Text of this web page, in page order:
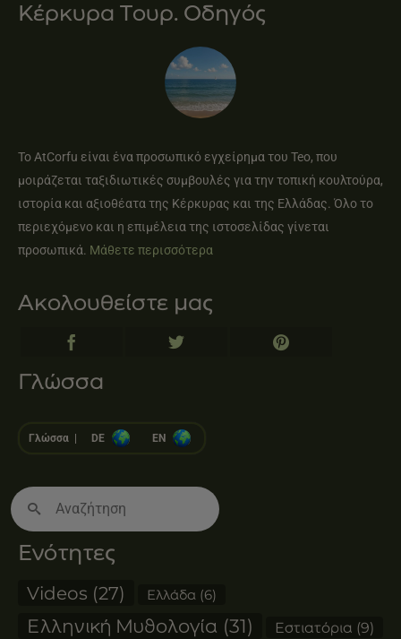
Κέρκυρα Τουρ. Οδηγός
Το AtCorfu είναι ένα προσωπικό εγχείρημα του Teo, που
μοιράζεται ταξιδιωτικές συμβουλές για την τοπική κουλτούρα,
ιστορία και αξιοθέατα της Κέρκυρας και της Ελλάδας. Όλο το
περιεχόμενο και η επιμέλεια της ιστοσελίδας γίνεται
προσωπικά. Μάθετε περισσότερα
Ακολουθείστε μας
Γλώσσα
Γλώσσα | DE EN
Search
for:
Ενότητες
Videos (27) Ελλάδα (6)
Ελληνική Μυθολογία (31) Εστιατόρια (9)